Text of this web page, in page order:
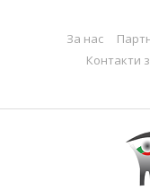
За нас
Контакти